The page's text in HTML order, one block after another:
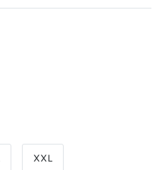
XXL